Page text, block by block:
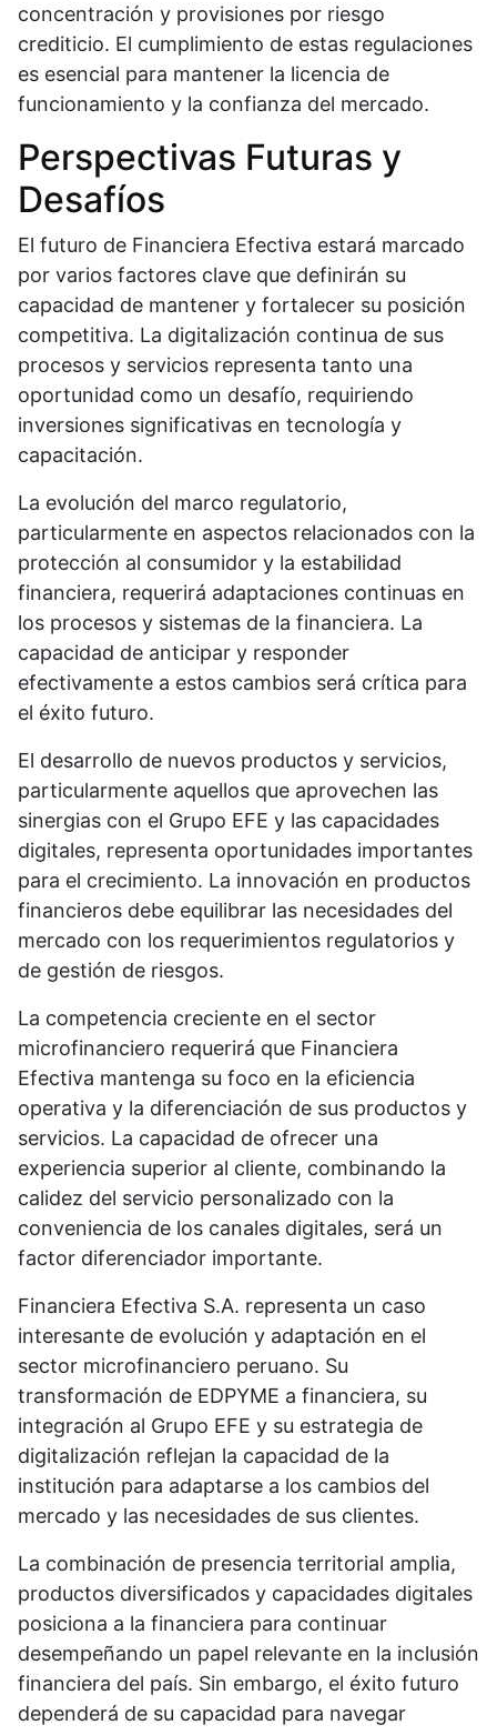
concentración y provisiones por riesgo
crediticio. El cumplimiento de estas regulaciones
es esencial para mantener la licencia de
funcionamiento y la confianza del mercado.
Perspectivas Futuras y
Desafíos
El futuro de Financiera Efectiva estará marcado
por varios factores clave que definirán su
capacidad de mantener y fortalecer su posición
competitiva. La digitalización continua de sus
procesos y servicios representa tanto una
oportunidad como un desafío, requiriendo
inversiones significativas en tecnología y
capacitación.
La evolución del marco regulatorio,
particularmente en aspectos relacionados con la
protección al consumidor y la estabilidad
financiera, requerirá adaptaciones continuas en
los procesos y sistemas de la financiera. La
capacidad de anticipar y responder
efectivamente a estos cambios será crítica para
el éxito futuro.
El desarrollo de nuevos productos y servicios,
particularmente aquellos que aprovechen las
sinergias con el Grupo EFE y las capacidades
digitales, representa oportunidades importantes
para el crecimiento. La innovación en productos
financieros debe equilibrar las necesidades del
mercado con los requerimientos regulatorios y
de gestión de riesgos.
La competencia creciente en el sector
microfinanciero requerirá que Financiera
Efectiva mantenga su foco en la eficiencia
operativa y la diferenciación de sus productos y
servicios. La capacidad de ofrecer una
experiencia superior al cliente, combinando la
calidez del servicio personalizado con la
conveniencia de los canales digitales, será un
factor diferenciador importante.
Financiera Efectiva S.A. representa un caso
interesante de evolución y adaptación en el
sector microfinanciero peruano. Su
transformación de EDPYME a financiera, su
integración al Grupo EFE y su estrategia de
digitalización reflejan la capacidad de la
institución para adaptarse a los cambios del
mercado y las necesidades de sus clientes.
La combinación de presencia territorial amplia,
productos diversificados y capacidades digitales
posiciona a la financiera para continuar
desempeñando un papel relevante en la inclusión
financiera del país. Sin embargo, el éxito futuro
dependerá de su capacidad para navegar